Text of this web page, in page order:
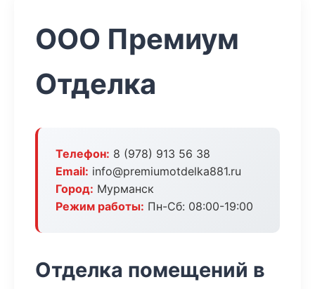
ООО Премиум
Отделка
Телефон: 8 (978) 913 56 38
Email: info@premiumotdelka881.ru
Город: Мурманск
Режим работы: Пн-Сб: 08:00-19:00
Отделка помещений в